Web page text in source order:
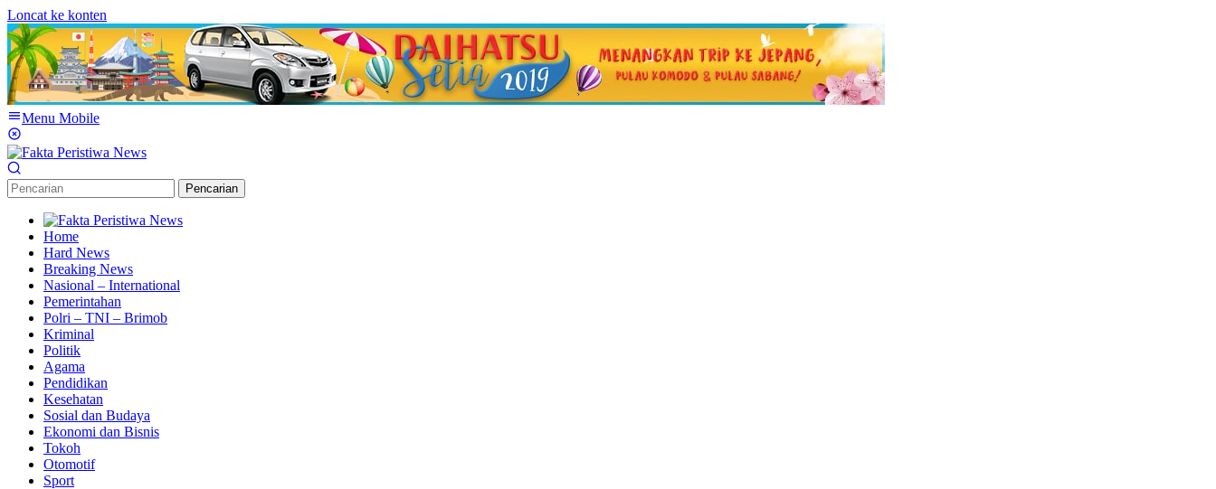
Loncat ke konten
Menu Mobile
Pencarian
Home
Hard News
Breaking News
Nasional – International
Pemerintahan
Polri – TNI – Brimob
Kriminal
Politik
Agama
Pendidikan
Kesehatan
Sosial dan Budaya
Ekonomi dan Bisnis
Tokoh
Otomotif
Sport